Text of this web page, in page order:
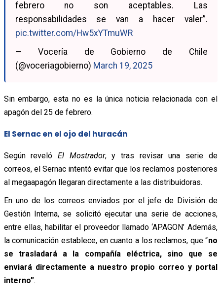
febrero no son aceptables. Las
responsabilidades se van a hacer valer”.
pic.twitter.com/Hw5xYTmuWR
— Vocería de Gobierno de Chile
(@voceriagobierno) March 19, 2025
Sin embargo, esta no es la única noticia relacionada con el
apagón del 25 de febrero.
El Sernac en el ojo del huracán
Según reveló El Mostrador, y tras revisar una serie de
correos, el Sernac intentó evitar que los reclamos posteriores
al megaapagón llegaran directamente a las distribuidoras.
En uno de los correos enviados por el jefe de División de
Gestión Interna, se solicitó ejecutar una serie de acciones,
entre ellas, habilitar el proveedor llamado ‘APAGON’ Además,
la comunicación establece, en cuanto a los reclamos, que “no
se trasladará a la compañía eléctrica, sino que se
enviará directamente a nuestro propio correo y portal
interno”.